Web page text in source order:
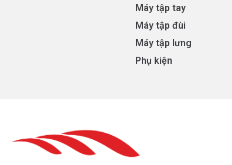
Máy tập tay
Máy tập đùi
Máy tập lưng
Phụ kiện